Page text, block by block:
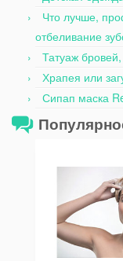
Что лучше,
отбеливание
Татуаж
Храпея или
Сипап маска